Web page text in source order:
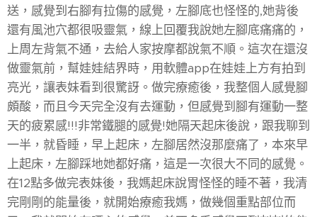
送，感覺到右腳有拉傷的感覺，左腳底也怪怪的,她背後
還有風池穴都很吸靈氣，線上回覆我說她左腳底痛痛的，
上周左背氣不通，去給人家按摩都說氣不順。這次在還沒
做靈氣前，幫娃娃結界時，用軟體app在娃娃上方有拍到
亮光，讓表妹看到很驚訝。做完療癒後，我整個人感覺腳
頗酸，而且今天完全沒有去運動，但感覺到腳有運動一整
天的疲累感!!!非常鐵腿的感覺!她隔天起床後說，跟我聊到
一半，就昏睡，早上起床，左腳居然沒那麼痛了，本來早
上起床，左腳踩地她都好痛，這是一次很大不同的感覺。
在12點多做完表妹後，我媽起床說胃怪怪的睡不著，我清
完剛剛的能量後，就開始療癒我媽，做幾個重點部位而